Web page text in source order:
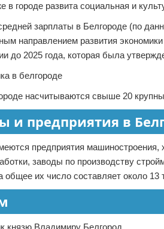
в городе развита социальная и
зарплаты в Белгороде (по
направлением развития
до 2025 года, которая была
насчитываются свыше 20
и предприятия в
предприятия
заводы по производству
общее их число составляет около 13